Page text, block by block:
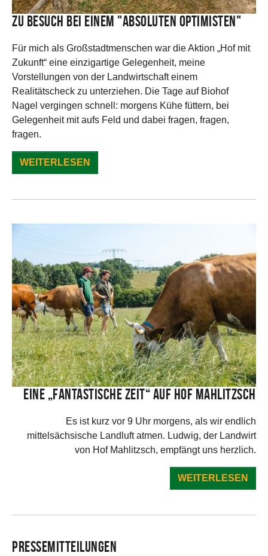
Zu Besuch bei einem "absoluten Optimisten"
Für mich als Großstadtmenschen war die Aktion „Hof mit
Zukunft“ eine einzigartige Gelegenheit, meine
Vorstellungen von der Landwirtschaft einem
Realitätscheck zu unterziehen. Die Tage auf Biohof
Nagel vergingen schnell: morgens Kühe füttern, bei
Gelegenheit mit aufs Feld und dabei fragen, fragen,
fragen.
WEITERLESEN
Eine „fantastische Zeit“ auf Hof Mahlitzsch
Es ist kurz vor 9 Uhr morgens, als wir endlich
mittelsächsische Landluft atmen. Ludwig, der Landwirt
von Hof Mahlitzsch, empfängt uns herzlich.
WEITERLESEN
Pressemitteilungen